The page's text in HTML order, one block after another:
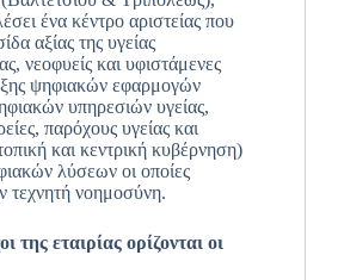
ένα κέντρο αριστείας που
αξίας της υγείας
νεοφυείς και υφιστάμενες
ψηφιακών εφαρμογών
υπηρεσιών υγείας,
παρόχους υγείας και
και κεντρική κυβέρνηση)
λύσεων οι οποίες
τεχνητή νοημοσύνη.
της εταιρίας ορίζονται οι